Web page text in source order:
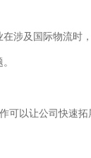
涉及国际物流
可以让公司快速